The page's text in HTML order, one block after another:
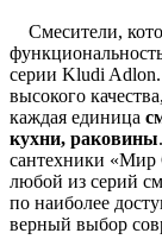
Смесители,
серии Kludi
высокого
каждая единица
кухни, раковины
сантехники «Мир
любой из серий
по наиболее
верный выбор